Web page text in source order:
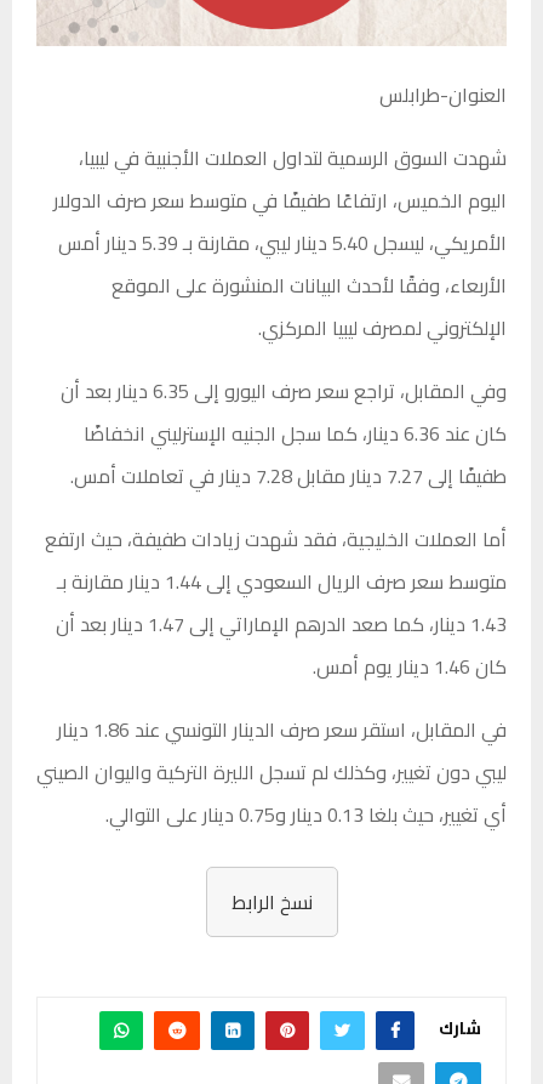
العنوان-طرابلس
شهدت السوق الرسمية لتداول العملات الأجنبية في ليبيا،
اليوم الخميس، ارتفاعًا طفيفًا في متوسط سعر صرف الدولار
الأمريكي، ليسجل 5.40 دينار ليبي، مقارنة بـ 5.39 دينار أمس
الأربعاء، وفقًا لأحدث البيانات المنشورة على الموقع
الإلكتروني لمصرف ليبيا المركزي.
وفي المقابل، تراجع سعر صرف اليورو إلى 6.35 دينار بعد أن
كان عند 6.36 دينار، كما سجل الجنيه الإسترليني انخفاضًا
طفيفًا إلى 7.27 دينار مقابل 7.28 دينار في تعاملات أمس.
أما العملات الخليجية، فقد شهدت زيادات طفيفة، حيث ارتفع
متوسط سعر صرف الريال السعودي إلى 1.44 دينار مقارنة بـ
1.43 دينار، كما صعد الدرهم الإماراتي إلى 1.47 دينار بعد أن
كان 1.46 دينار يوم أمس.
في المقابل، استقر سعر صرف الدينار التونسي عند 1.86 دينار
ليبي دون تغيير، وكذلك لم تسجل الليرة التركية واليوان الصيني
أي تغيير، حيث بلغا 0.13 دينار و0.75 دينار على التوالي.
نسخ الرابط
شارك